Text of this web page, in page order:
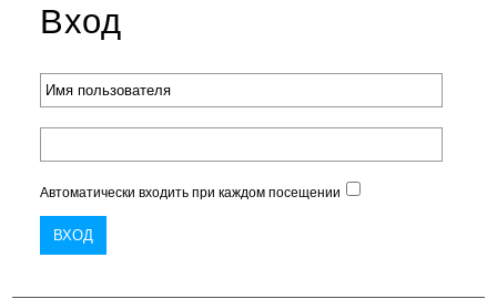
Вход
Автоматически входить при каждом посещении